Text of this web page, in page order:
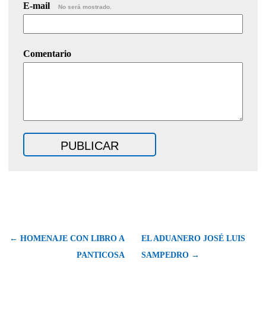
E-mail No será mostrado.
Comentario
← HOMENAJE CON LIBRO A
PANTICOSA
EL ADUANERO JOSÉ LUIS
SAMPEDRO →